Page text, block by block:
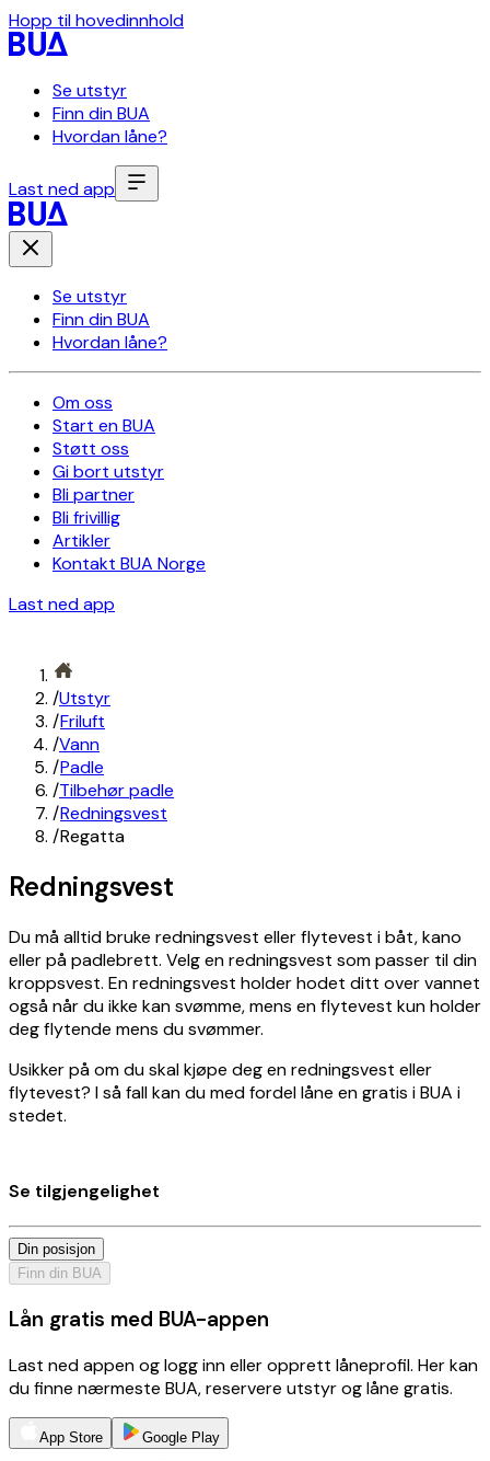
Hopp til hovedinnhold
Se utstyr
Finn din BUA
Hvordan låne?
Last ned app
Se utstyr
Finn din BUA
Hvordan låne?
Om oss
Start en BUA
Støtt oss
Gi bort utstyr
Bli partner
Bli frivillig
Artikler
Kontakt BUA Norge
Last ned app
/Utstyr
/Friluft
/Vann
/Padle
/Tilbehør padle
/Redningsvest
/Regatta
Redningsvest
Du må alltid bruke redningsvest eller flytevest i båt, kano
eller på padlebrett. Velg en redningsvest som passer til din
kroppsvest. En redningsvest holder hodet ditt over vannet
også når du ikke kan svømme, mens en flytevest kun holder
deg flytende mens du svømmer.
Usikker på om du skal kjøpe deg en redningsvest eller
flytevest? I så fall kan du med fordel låne en gratis i BUA i
stedet.
Se tilgjengelighet
Din posisjon
Finn din BUA
Lån gratis med BUA-appen
Last ned appen og logg inn eller opprett låneprofil. Her kan
du finne nærmeste BUA, reservere utstyr og låne gratis.
App Store Google Play